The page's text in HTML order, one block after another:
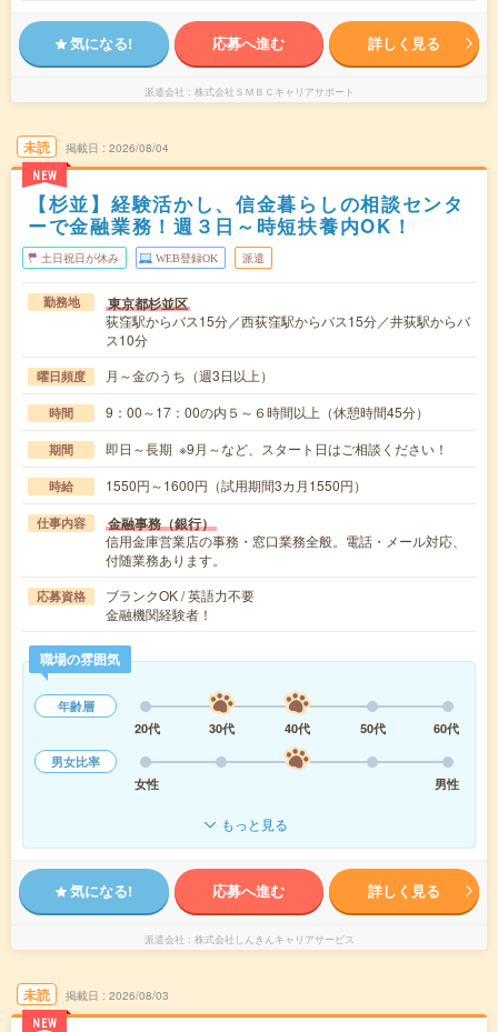
気になる! 応募へ進む 詳しく見る
派遣会社 株式会社ＳＭＢＣキャリアサポート
未読
NEW
掲載日 2026/08/04
【杉並】経験活かし、信金暮らしの相談センタ
ーで金融業務！週３日～時短扶養内OK！
土日祝日が休み WEB登録OK 派遣
勤務地 東京都杉並区
荻窪駅からバス15分／西荻窪駅からバス15分／井荻駅からバ
ス10分
曜日頻度 月～金のうち（週3日以上）
時間 9：00～17：00の内５～６時間以上（休憩時間45分）
期間 即日～長期 ※9月～など、スタート日はご相談ください！
時給 1550円～1600円（試用期間3カ月1550円）
仕事内容 金融事務（銀行）
信用金庫営業店の事務・窓口業務全般。電話・メール対応、
付随業務あります。
応募資格
ブランクOK / 英語力不要
金融機関経験者！
職場の雰囲気
年齢層
20代
30代 40代 50代
60代
男女比率
女性
男性
もっと見る
気になる! 応募へ進む 詳しく見る
派遣会社 株式会社しんきんキャリアサービス
未読
NEW
掲載日 2026/08/03